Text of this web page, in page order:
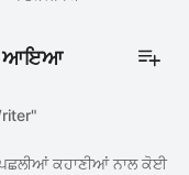
ਆਇਆ
ਕਹਾਣੀਆਂ ਨਾਲ ਕੋਈ